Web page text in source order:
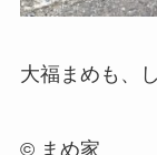
大福まめも、
© まめ家